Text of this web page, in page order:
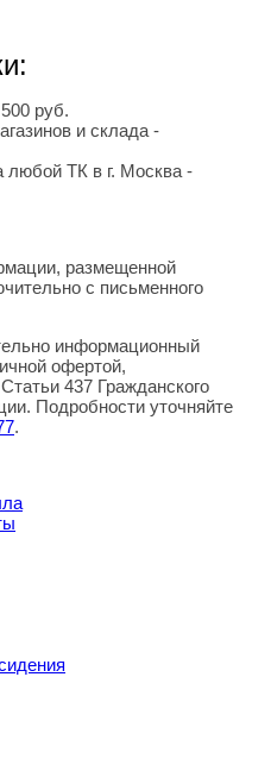
руб.
и склада -
любой ТК в г. Москва -
размещенной
с письменного
информационный
офертой,
437 Гражданского
Подробности уточняйте
.